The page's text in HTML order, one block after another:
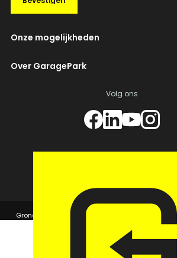
Onze mogelijkheden
Over GaragePark
Volg ons
© 2026 GaragePark.
Grondposities
365Beheer & GaragePark